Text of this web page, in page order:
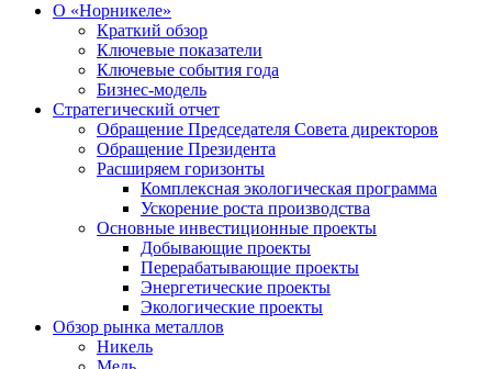
О «Норникеле»
Краткий обзор
Ключевые показатели
Ключевые события года
Бизнес-модель
Стратегический отчет
Обращение Председателя Совета директоров
Обращение Президента
Расширяем горизонты
Комплексная экологическая программа
Ускорение роста производства
Основные инвестиционные проекты
Добывающие проекты
Перерабатывающие проекты
Энергетические проекты
Экологические проекты
Обзор рынка металлов
Никель